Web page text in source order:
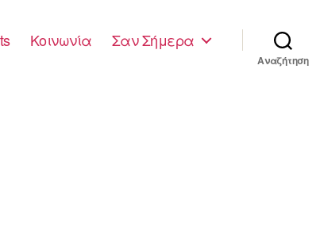
Κοινωνία Σαν Σήμερα
Αναζήτηση